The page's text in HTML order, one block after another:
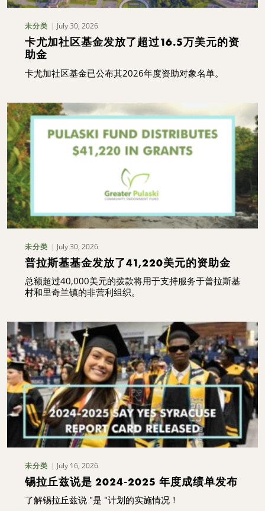
未分类 July 30, 2026
卡尤加社区基金发放了超过16.5万美元的资
助金
卡尤加社区基金已公布其2026年度资助对象名单。
未分类 July 30, 2026
普拉斯基基金发放了41,220美元的资助金
总额超过40,000美元的拨款将用于支持服务于普拉斯基
村和里奇兰镇的非营利组织。
未分类 July 16, 2026
锡拉丘兹说是 2024-2025 年度成绩单发布
了解锡拉丘兹说 "是 "计划的实施情况！